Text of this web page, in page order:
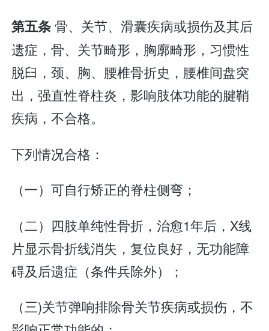
第五条骨、关节、滑囊疾病或损伤及其后
遗症，骨、关节畸形，胸廓畸形，习惯性
脱臼，颈、胸、腰椎骨折史，腰椎间盘突
出，强直性脊柱炎，影响肢体功能的腱鞘
疾病，不合格。
下列情况合格：
（一）可自行矫正的脊柱侧弯；
（二）四肢单纯性骨折，治愈1年后，X线
片显示骨折线消失，复位良好，无功能障
碍及后遗症（条件兵除外）；
（三)关节弹响排除骨关节疾病或损伤，不